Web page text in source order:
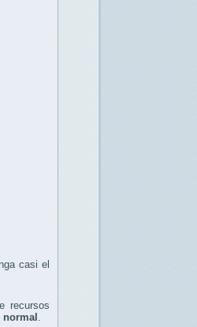
casi el
recursos